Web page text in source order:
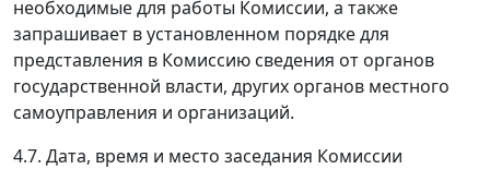
необходимые для работы Комиссии, а также
запрашивает в установленном порядке для
представления в Комиссию сведения от органов
государственной власти, других органов местного
самоуправления и организаций.
4.7. Дата, время и место заседания Комиссии